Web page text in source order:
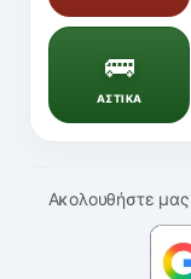
🚌
ΑΣΤΙΚΑ
Ακολουθήστε